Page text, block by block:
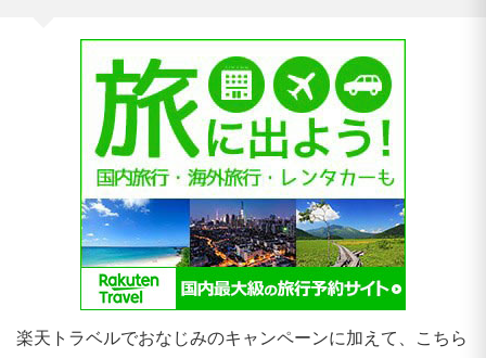
楽天トラベルでおなじみのキャンペーンに加えて、こちら